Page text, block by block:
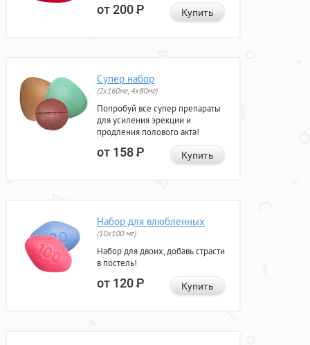
от 200Р Купить
Супер набор
(2х160мг, 4х80мг)
Попробуй все супер препараты
для усиления эрекции и
продления полового акта!
от 158Р Купить
Набор для влюбленных
(10х100 мг)
Набор для двоих, добавь страсти
в постель!
от 120Р Купить